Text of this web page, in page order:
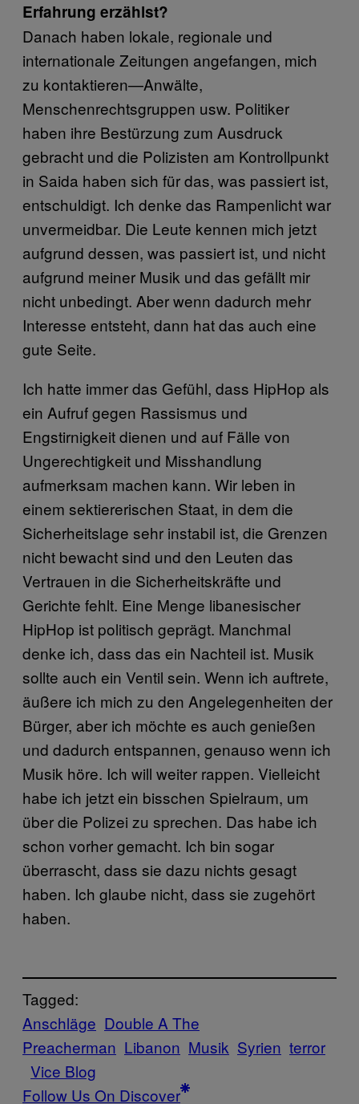
Erfahrung erzählst?
Danach haben lokale, regionale und
internationale Zeitungen angefangen, mich
zu kontaktieren—Anwälte,
Menschenrechtsgruppen usw. Politiker
haben ihre Bestürzung zum Ausdruck
gebracht und die Polizisten am Kontrollpunkt
in Saida haben sich für das, was passiert ist,
entschuldigt. Ich denke das Rampenlicht war
unvermeidbar. Die Leute kennen mich jetzt
aufgrund dessen, was passiert ist, und nicht
aufgrund meiner Musik und das gefällt mir
nicht unbedingt. Aber wenn dadurch mehr
Interesse entsteht, dann hat das auch eine
gute Seite.
Ich hatte immer das Gefühl, dass HipHop als
ein Aufruf gegen Rassismus und
Engstirnigkeit dienen und auf Fälle von
Ungerechtigkeit und Misshandlung
aufmerksam machen kann. Wir leben in
einem sektiererischen Staat, in dem die
Sicherheitslage sehr instabil ist, die Grenzen
nicht bewacht sind und den Leuten das
Vertrauen in die Sicherheitskräfte und
Gerichte fehlt. Eine Menge libanesischer
HipHop ist politisch geprägt. Manchmal
denke ich, dass das ein Nachteil ist. Musik
sollte auch ein Ventil sein. Wenn ich auftrete,
äußere ich mich zu den Angelegenheiten der
Bürger, aber ich möchte es auch genießen
und dadurch entspannen, genauso wenn ich
Musik höre. Ich will weiter rappen. Vielleicht
habe ich jetzt ein bisschen Spielraum, um
über die Polizei zu sprechen. Das habe ich
schon vorher gemacht. Ich bin sogar
überrascht, dass sie dazu nichts gesagt
haben. Ich glaube nicht, dass sie zugehört
haben.
Tagged:
Anschläge Double A The
Preacherman Libanon Musik Syrien terror
Vice Blog
Follow Us On Discover